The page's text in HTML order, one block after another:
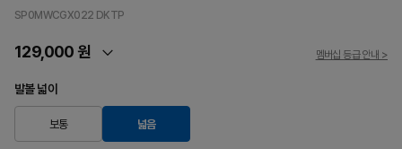
SP0MWCGX022 DKTP
129,000 원 멤버십 등급 안내 >
발볼 넓이
보통 넓음